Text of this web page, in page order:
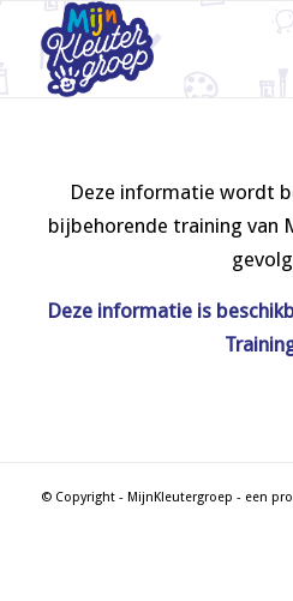
Deze informatie wordt
bijbehorende training van
Deze informatie is
© Copyright - MijnKleutergroep - een